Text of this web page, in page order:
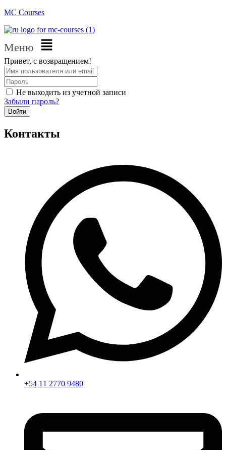
MC Courses
Меню
Привет, с возвращением!
Не выходить из учетной записи
Забыли пароль?
Войти
Контакты
+54 11 2770 9480